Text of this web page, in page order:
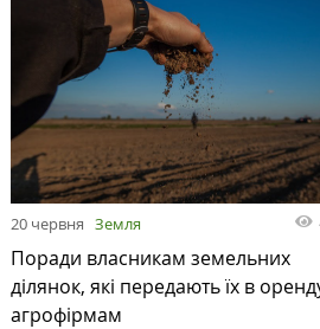
20 червня Земля
Поради власникам земельних
ділянок, які передають їх в
агрофірмам